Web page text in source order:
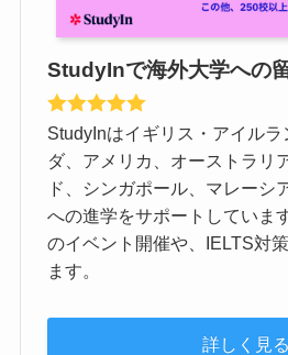
StudyInで海外大学への
StudyInはイギリス・アイル
ダ、アメリカ、オーストラリ
ド、シンガポール、マレーシ
への進学をサポートしていま
のイベント開催や、IELTS対
ます。
詳しく見る